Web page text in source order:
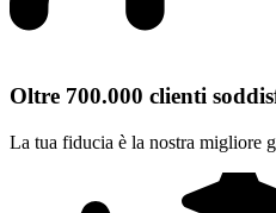
Oltre 700.000 clienti
La tua fiducia è la nostra migliore